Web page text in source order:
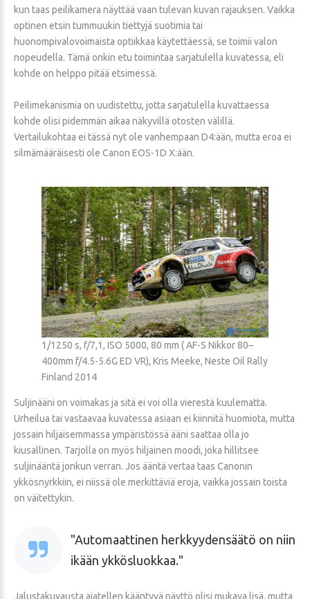
kun taas peilikamera näyttää vaan tulevan kuvan rajauksen. Vaikka
optinen etsin tummuukin tiettyjä suotimia tai
huonompivalovoimaista optiikkaa käytettäessä, se toimii valon
nopeudella. Tämä onkin etu toimintaa sarjatulella kuvatessa, eli
kohde on helppo pitää etsimessä.
Peilimekanismia on uudistettu, jotta sarjatulella kuvattaessa
kohde olisi pidemmän aikaa näkyvillä otosten välillä.
Vertailukohtaa ei tässä nyt ole vanhempaan D4:ään, mutta eroa ei
silmämääräisesti ole Canon EOS-1D X:ään.
1/1250 s, f/7,1, ISO 5000, 80 mm ( AF-S Nikkor 80–
400mm f/4.5-5.6G ED VR), Kris Meeke, Neste Oil Rally
Finland 2014
Suljinääni on voimakas ja sitä ei voi olla vierestä kuulematta.
Urheilua tai vastaavaa kuvatessa asiaan ei kiinnitä huomiota, mutta
jossain hiljaisemmassa ympäristössä ääni saattaa olla jo
kiusallinen. Tarjolla on myös hiljainen moodi, joka hillitsee
suljinääntä jonkun verran. Jos ääntä vertaa taas Canonin
ykkösnyrkkiin, ei niissä ole merkittäviä eroja, vaikka jossain toista
on väitettykin.
Automaattinen herkkyydensäätö on niin
ikään ykkösluokkaa.
Jalustakuvausta ajatellen kääntyvä näyttö olisi mukava lisä, mutta